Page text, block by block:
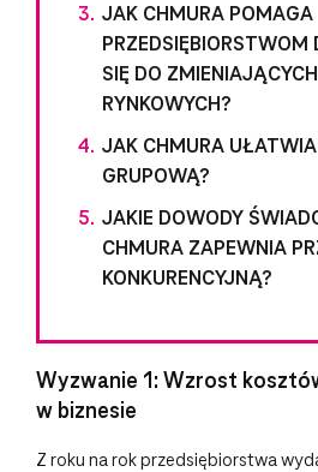
JAK CHMURA POMAGA
PRZEDSIĘBIORSTWOM
SIĘ DO
RYNKOWYCH?
JAK CHMURA
GRUPOWĄ?
JAKIE DOWODY
CHMURA ZAPEWNIA
KONKURENCYJNĄ?
Wyzwanie 1: Wzrost
w biznesie
Z roku na rok przedsiębiorstwa